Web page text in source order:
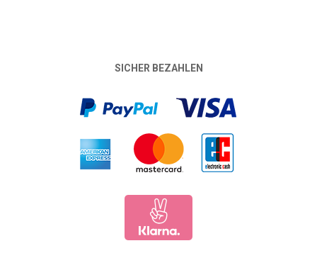
SICHER BEZAHLEN